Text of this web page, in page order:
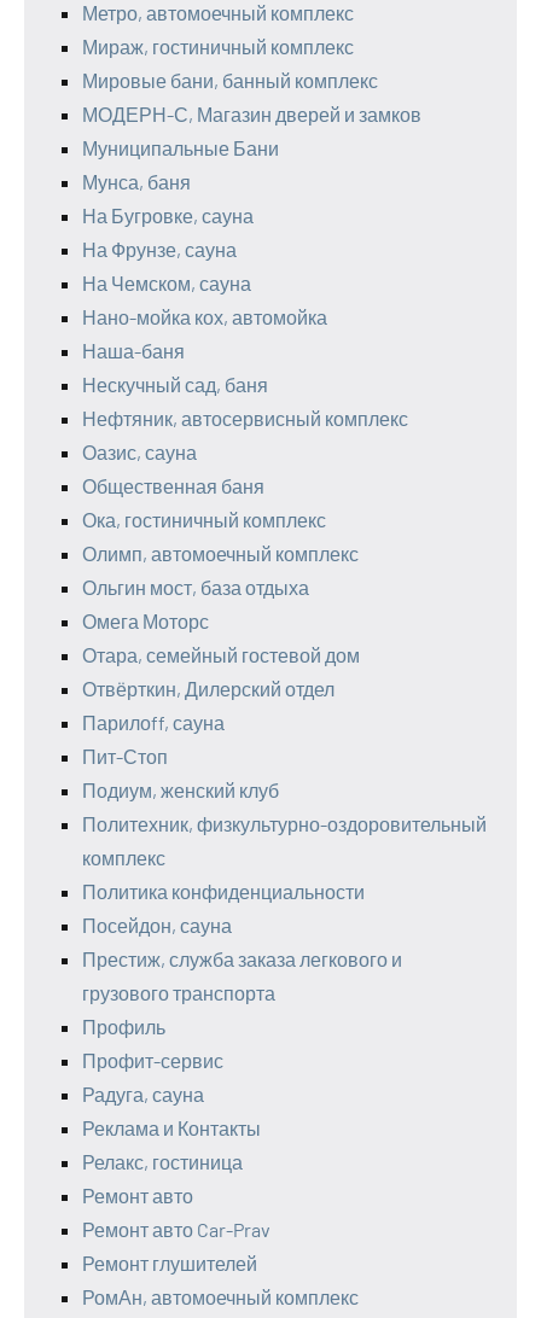
Метро, автомоечный комплекс
Мираж, гостиничный комплекс
Мировые бани, банный комплекс
МОДЕРН-С, Магазин дверей и замков
Муниципальные Бани
Мунса, баня
На Бугровке, сауна
На Фрунзе, сауна
На Чемском, сауна
Нано-мойка кох, автомойка
Наша-баня
Нескучный сад, баня
Нефтяник, автосервисный комплекс
Оазис, сауна
Общественная баня
Ока, гостиничный комплекс
Олимп, автомоечный комплекс
Ольгин мост, база отдыха
Омега Моторс
Отара, семейный гостевой дом
Отвёрткин, Дилерский отдел
Парилоff, сауна
Пит-Стоп
Подиум, женский клуб
Политехник, физкультурно-оздоровительный
комплекс
Политика конфиденциальности
Посейдон, сауна
Престиж, служба заказа легкового и
грузового транспорта
Профиль
Профит-сервис
Радуга, сауна
Реклама и Контакты
Релакс, гостиница
Ремонт авто
Ремонт авто Car-Prav
Ремонт глушителей
РомАн, автомоечный комплекс